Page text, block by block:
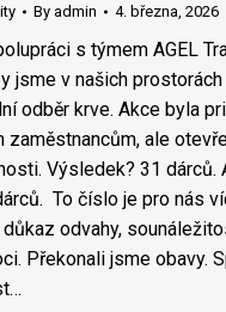
By admin 4. března, 2026
s týmem AGEL
jsme v našich
odběr krve. Akce byla
zaměstnancům, ale
Výsledek? 31 dárců.
To číslo je pro nás
odvahy,
Překonali jsme obavy.